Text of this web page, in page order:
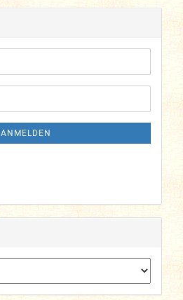
ANMELDEN